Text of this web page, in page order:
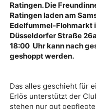
Ratingen. Die
Ratingen laden am
Edelfummel-Flohmarkt
Düsseldorfer Straße
18:00 Uhr kann nach
geshoppt werden.
Das alles geschieht für
Erlös unterstützt der
stehen nur gut